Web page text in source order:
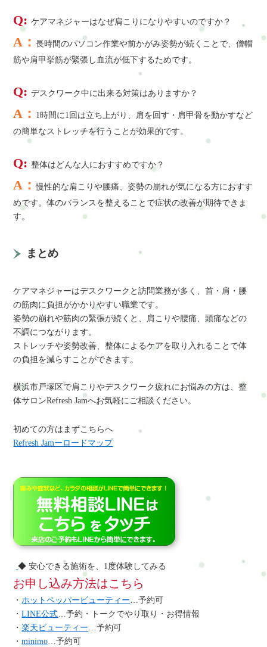
Q:ケアマネジャーはなぜ肩こりになりやすいのですか？
A：長時間のパソコン作業や前かがみ姿勢が続くことで、僧帽
筋や肩甲挙筋が緊張し血流が低下するためです。
Q:デスクワーク中に出来る対策はありますか？
A： 1時間に1回は立ち上がり、肩を回す・肩甲骨を動かすなど
の簡単なストレッチを行うことが効果的です。
Q:整体はどんな人におすすめですか？
A：慢性的な肩こりや腰痛、姿勢の崩れが気になる方におすす
めです。体のバランスを整えることで症状の改善が期待できま
す。
まとめ
ケアマネジャーはデスクワークと訪問業務が多く、首・肩・腰
の筋肉に負担がかかりやすい職業です。
姿勢の崩れや筋肉の緊張が続くと、肩こりや腰痛、頭痛などの
不調につながります。
ストレッチや姿勢改善、整体によるケアを取り入れることで体
の負担を減らすことができます。
横浜市戸塚区で肩こりやデスクワーク疲れにお悩みの方は、整
体サロンRefresh Jamへお気軽にご相談ください。
初めての方はまずこちらへ
Refresh Jamーロードマップ
◆ 安心できる施術を、1度体験してみる
お申し込み方法はこちら
・ホットペッパービューティー…予約可
・LINE公式…予約・トークでやり取り・お得情報
・楽天ビューティー…予約可
・minimo…予約可